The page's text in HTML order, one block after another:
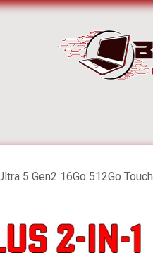
5 Gen2 16Go 512Go Touch